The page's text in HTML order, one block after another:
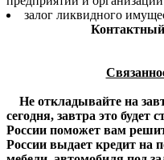
залог ликвидного
Контактный
Не откладывайте на
сегодня, завтра это будет
России поможет вам
России выдает кредит на